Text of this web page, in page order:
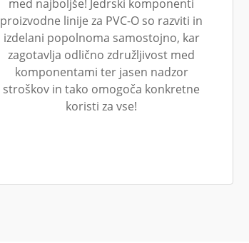
med najboljše! Jedrski komponenti
proizvodne linije za PVC-O so razviti in
izdelani popolnoma samostojno, kar
zagotavlja odlično združljivost med
komponentami ter jasen nadzor
stroškov in tako omogoča konkretne
koristi za vse!